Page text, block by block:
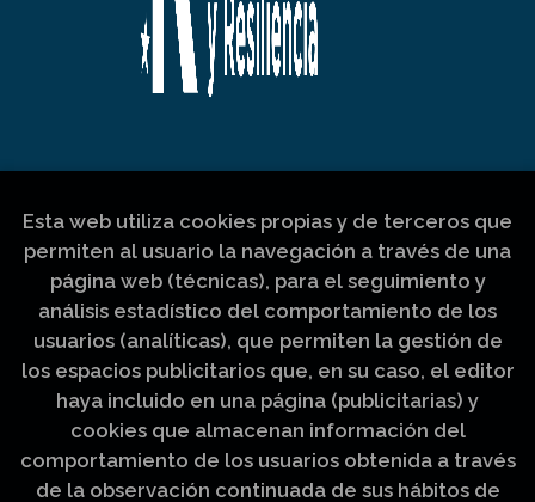
Esta web utiliza cookies propias y de terceros que
permiten al usuario la navegación a través de una
página web (técnicas), para el seguimiento y
análisis estadístico del comportamiento de los
usuarios (analíticas), que permiten la gestión de
los espacios publicitarios que, en su caso, el editor
haya incluido en una página (publicitarias) y
cookies que almacenan información del
comportamiento de los usuarios obtenida a través
de la observación continuada de sus hábitos de